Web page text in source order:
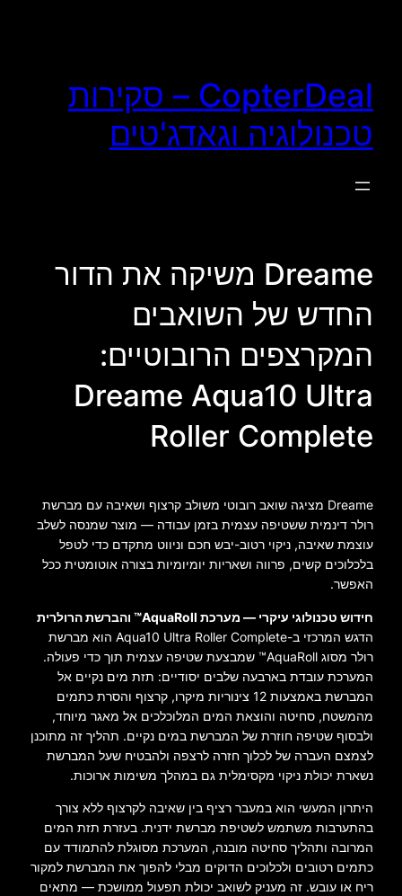
CopterDeal – סקירות
טכנולוגיה וגאדג'טים
Dreame משיקה את הדור
החדש של השואבים
המקרצפים הרובוטיים:
Dreame Aqua10 Ultra
Roller Complete
Dreame מציגה שואב רובוטי משולב קרצוף ושאיבה עם מברשת
רולר דינמית ששטיפה עצמית בזמן עבודה — מוצר שמנסה לשלב
עוצמת שאיבה, ניקוי רטוב-יבש חכם וניווט מתקדם כדי לטפל
בלכלוכים קשים, פרווה ושאריות יומיומיות בצורה אוטומטית ככל
האפשר.
חידוש טכנולוגי עיקרי — מערכת AquaRoll™ והברשת הרולרית
הדגש המרכזי ב-Aqua10 Ultra Roller Complete הוא מברשת
רולר מסוג AquaRoll™ שמבצעת שטיפה עצמית תוך כדי פעולה.
המערכת עובדת בארבעה שלבים יסודיים: תזת מים נקיים אל
המברשת באמצעות 12 צינוריות מיקרו, קרצוף והסרת כתמים
מהמשטח, סחיטה והוצאת המים המלוכלכים אל מאגר מיוחד,
ולבסוף שטיפה חוזרת של המברשת במים נקיים. תהליך זה מתוכנן
לצמצם העברה של לכלוך חזרה לרצפה ולהבטיח שעל המברשת
נשארת יכולת ניקוי מקסימלית גם במהלך משימות ארוכות.
היתרון המעשי הוא במעבר רציף בין שאיבה לקרצוף ללא צורך
בהתערבות משתמש לשטיפת מברשת ידנית. בעזרת תזת המים
המרובה ותהליך סחיטה מובנה, המערכת מסוגלת להתמודד עם
כתמים רטובים ולכלוכים הדוקים מבלי להפוך את המברשת למקור
ריח או עובש. זה מעניק לשואב יכולת תפעול ממושכת — מתאים